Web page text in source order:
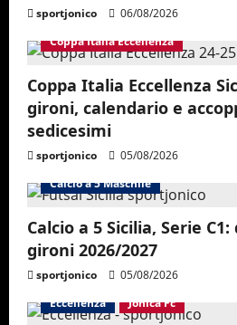
sportjonico
06/08/2026
Coppa Italia Eccellenza
Coppa Italia Eccellenza
gironi, calendario e
sedicesimi
sportjonico
05/08/2026
Calcio a 5 Maschile
Calcio a 5 Sicilia, Serie
gironi 2026/2027
sportjonico
05/08/2026
Eccellenza
Jonica Fc